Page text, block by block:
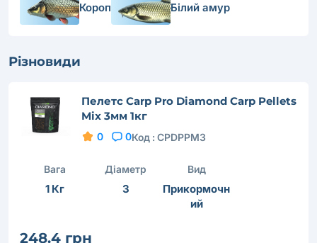
Короп Білий амур
Різновиди
Пелетс Carp Pro Diamond Сarp Pellets
Mix 3мм 1кг
0 0Код : CPDPPM3
Вага
1 Кг
Діаметр
3
Вид
Прикормочн
ий
248.4 грн